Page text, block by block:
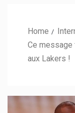
Home
Ce message
aux Lakers !